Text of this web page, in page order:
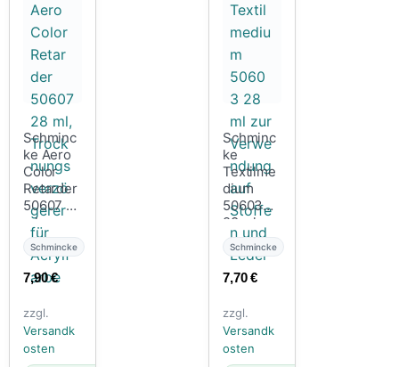
Schminc
ke Aero
Color
Retarder
50607 28
ml,
Trocknun
gsverzög
erer für
e
Schmincke
7,90€
zzgl.
Versandk
osten
Schminc
ke
Textilme
dium
50603
28 ml zur
Verwend
ung auf
Stoffen
Leder
Schmincke
7,70€
zzgl.
Versandk
osten